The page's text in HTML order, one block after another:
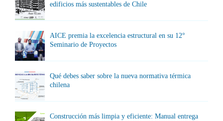
edificios más sustentables de Chile
AICE premia la excelencia estructural en su 12°
Seminario de Proyectos
Qué debes saber sobre la nueva normativa térmica
chilena
Construcción más limpia y eficiente: Manual entrega